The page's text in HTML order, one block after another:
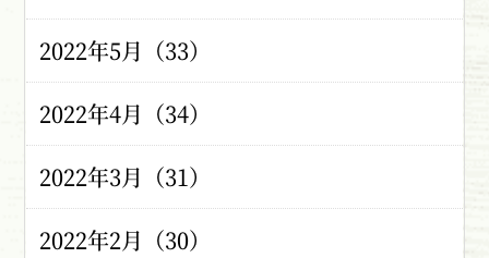
2022年5月（33）
2022年4月（34）
2022年3月（31）
2022年2月（30）